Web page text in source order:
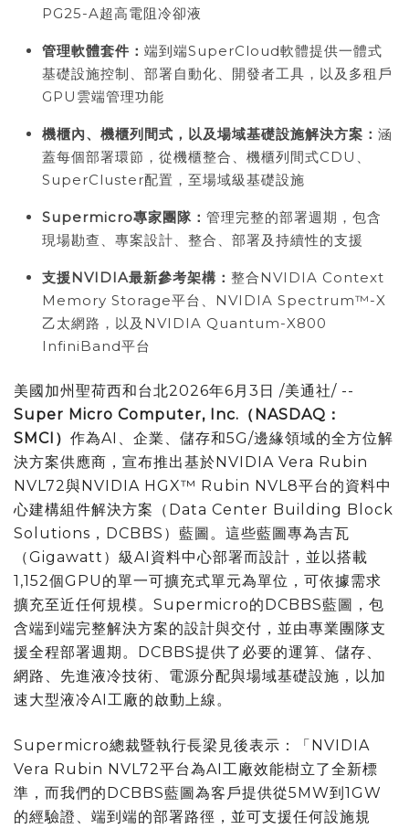
PG25-A超高電阻冷卻液
管理軟體套件： 端到端SuperCloud軟體提供一體式
基礎設施控制、部署自動化、開發者工具，以及多租戶
GPU雲端管理功能
機櫃內、機櫃列間式，以及場域基礎設施解決方案： 涵
蓋每個部署環節，從機櫃整合、機櫃列間式CDU、
SuperCluster配置，至場域級基礎設施
Supermicro專家團隊： 管理完整的部署週期，包含
現場勘查、專案設計、整合、部署及持續性的支援
支援NVIDIA最新參考架構： 整合NVIDIA Context
Memory Storage平台、NVIDIA Spectrum™-X
乙太網路，以及NVIDIA Quantum-X800
InfiniBand平台
美國加州聖荷西和台北2026年6月3日 /美通社/ --
Super Micro Computer, Inc. （ NASDAQ ：
SMCI ） 作為AI、企業、儲存和5G/邊緣領域的全方位解
決方案供應商，宣布推出基於NVIDIA Vera Rubin
NVL72與NVIDIA HGX™ Rubin NVL8平台的資料中
心建構組件解決方案（Data Center Building Block
Solutions，DCBBS）藍圖。這些藍圖專為吉瓦
（Gigawatt）級AI資料中心部署而設計，並以搭載
1,152個GPU的單一可擴充式單元為單位，可依據需求
擴充至近任何規模。Supermicro的DCBBS藍圖，包
含端到端完整解決方案的設計與交付，並由專業團隊支
援全程部署週期。DCBBS提供了必要的運算、儲存、
網路、先進液冷技術、電源分配與場域基礎設施，以加
速大型液冷AI工廠的啟動上線。
Supermicro總裁暨執行長梁見後表示：「NVIDIA
Vera Rubin NVL72平台為AI工廠效能樹立了全新標
準，而我們的DCBBS藍圖為客戶提供從5MW到1GW
的經驗證、端到端的部署路徑，並可支援任何設施規